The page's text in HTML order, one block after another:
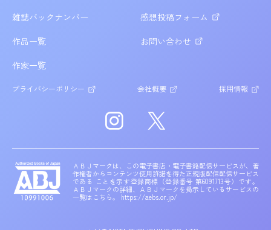
雑誌バックナンバー
作品一覧
作家一覧
感想投稿フォーム
お問い合わせ
プライバシーポリシー 会社概要 採用情報
ＡＢＪマークは、この電子書店・電子書籍配信サービスが、著
作権者からコンテンツ使用許諾を得た正規版配信配信サービス
である ことを示す登録商標（登録番号 第6091713号）です。
ＡＢＪマークの詳細、ＡＢＪマークを掲示しているサービスの
一覧はこちら。 https://aebs.or.jp/